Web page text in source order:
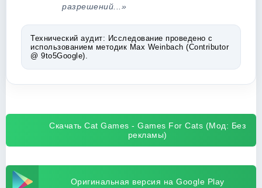
разрешений...»
Технический аудит: Исследование проведено с
использованием методик Max Weinbach (Contributor
@ 9to5Google).
Скачать Cat Games - Games For Cats (Мод: Без
рекламы)
Оригинальная версия на Google Play